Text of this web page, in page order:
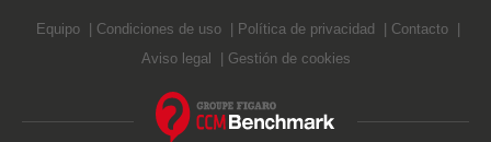
Equipo Condiciones de uso Política de privacidad
Contacto
Aviso legal
Gestión de cookies